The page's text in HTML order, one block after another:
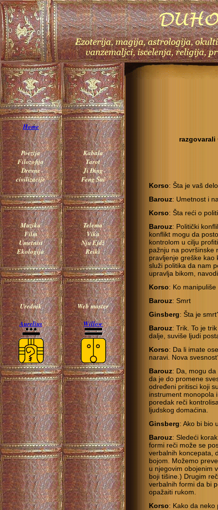
Home
Poezija
Filozofija
Drevne
civilizacije
Muzika
Film
Umetnist
Ekologija
Urednik
Aurelius
Kabala
Tarot
Ji Đing
Feng Šui
Telema
Vika
Nju Ejdž
Reiki
Web master
Willow
razgovarali
Korso: Šta je vaš
Barouz: Umetnost i
Korso: Šta reći o
Barouz: Politički
konflikt mogu da
kontrolom u cilju
pažnju na površinske
pravljenje greške kao
služi politika da nam
upravlja bikom,
Korso: Ko
Barouz: Smrt
Ginsberg: Šta je
Barouz: Trik. To je
dalje, suviše ljudi
Korso: Da li imate
naravi. Nova
Barouz: Da, mogu
da je do promene
određeni pritisci koji
instrument monopola
poredak reči
ljudskog domaćina.
Ginsberg: Ako bi bio
Barouz: Sledeći
formi reči može se
verbalnih koncepata,
bojom. Možemo
u njegovim obojenim
boji tišine.) Drugim
verbalnih formi da bi
opažaiti rukom.
Korso: Kako da